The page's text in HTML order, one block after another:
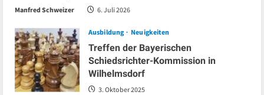
Manfred Schweizer 6. Juli 2026
Ausbildung Neuigkeiten
Treffen der Bayerischen
Schiedsrichter-Kommission in
Wilhelmsdorf
3. Oktober 2025